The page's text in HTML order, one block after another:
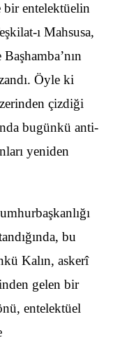
bir entelektüelin
ı Mahsusa,
Öyle ki
çizdiği
bugünkü anti-
yeniden
bu
Kalın, askerî
gelen bir
entelektüel